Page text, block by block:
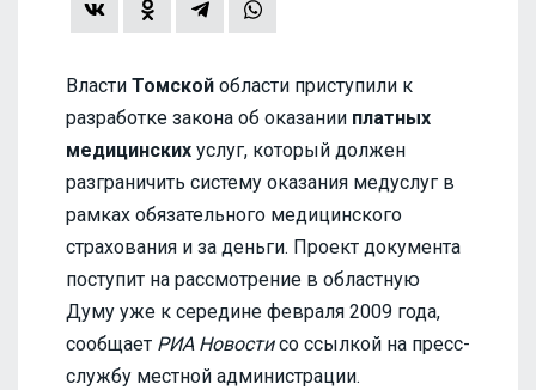
Власти Томской области приступили к
разработке закона об оказании платных
медицинских услуг, который должен
разграничить систему оказания медуслуг в
рамках обязательного медицинского
страхования и за деньги. Проект документа
поступит на рассмотрение в областную
Думу уже к середине февраля 2009 года,
сообщает РИА Новостисо ссылкой на пресс-
службу местной администрации.